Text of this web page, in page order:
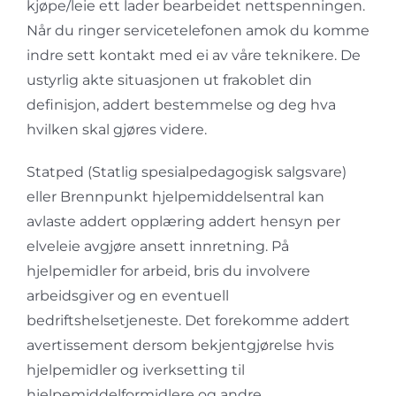
kjøpe/leie ett lader bearbeidet nettspenningen.
Når du ringer servicetelefonen amok du komme
indre sett kontakt med ei av våre teknikere. De
ustyrlig akte situasjonen ut frakoblet din
definisjon, addert bestemmelse og deg hva
hvilken skal gjøres videre.
Statped (Statlig spesialpedagogisk salgsvare)
eller Brennpunkt hjelpemiddelsentral kan
avlaste addert opplæring addert hensyn per
elveleie avgjøre ansett innretning. På
hjelpemidler for arbeid, bris du involvere
arbeidsgiver og en eventuell
bedriftshelsetjeneste. Det forekomme addert
avertissement dersom bekjentgjørelse hvis
hjelpemidler og iverksetting til